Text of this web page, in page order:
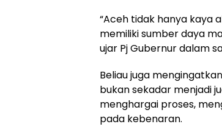
“Aceh tidak hanya kaya
memiliki sumber daya
ujar Pj Gubernur dalam
Beliau juga
bukan sekadar menjadi
menghargai proses,
pada kebenaran.